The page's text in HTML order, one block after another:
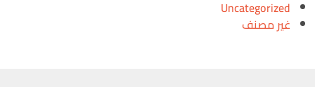
Uncategorized
غير مصنف